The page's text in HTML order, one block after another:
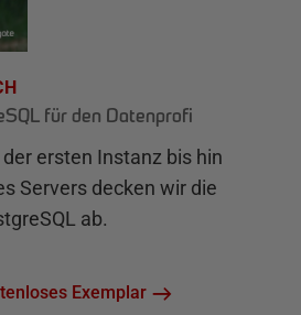
für den Datenprofi
ersten Instanz bis hin
Servers decken wir die
ab.
Exemplar